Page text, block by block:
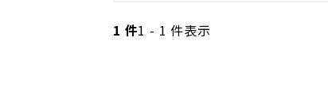
1 件1 - 1 件表示